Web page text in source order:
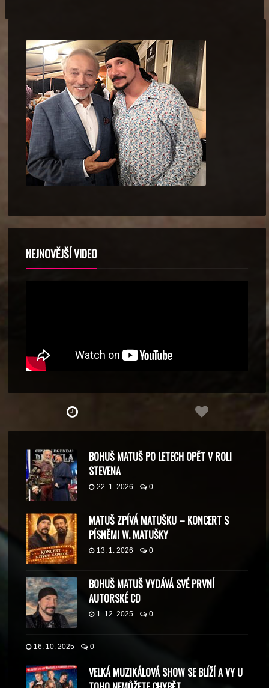
NEJNOVĚJŠÍ VIDEO
BOHUŠ MATUŠ PO LETECH OPĚT V ROLI
STEVENA
22. 1. 2026 0
MATUŠ ZPÍVÁ MATUŠKU – KONCERT S
PÍSNĚMI W. MATUŠKY
13. 1. 2026 0
BOHUŠ MATUŠ VYDÁVÁ SVÉ PRVNÍ
AUTORSKÉ CD
1. 12. 2025 0
16. 10. 2025 0
VELKÁ MUZIKÁLOVÁ SHOW SE BLÍŽÍ A VY U